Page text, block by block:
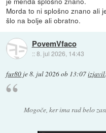
Morda to ni splošno znano ali
šlo na bolje ali obratno.
PovemVfaco
::8. jul 2026, 14:43
fur80 je8. jul 2026 ob 13:07izjavil
Mogoče, ker ima rad belo